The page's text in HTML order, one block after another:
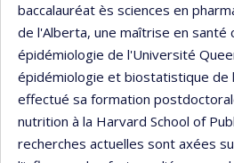
baccalauréat ès sciences en
de l'Alberta, une maîtrise en santé
épidémiologie de l'Université
épidémiologie et biostatistique de
effectué sa formation
nutrition à la Harvard School of
recherches actuelles sont axées